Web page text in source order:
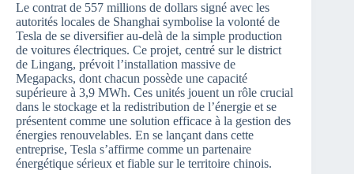
Le contrat de 557 millions de dollars signé avec les
autorités locales de Shanghai symbolise la volonté de
Tesla de se diversifier au-delà de la simple production
de voitures électriques. Ce projet, centré sur le district
de Lingang, prévoit l’installation massive de
Megapacks, dont chacun possède une capacité
supérieure à 3,9 MWh. Ces unités jouent un rôle crucial
dans le stockage et la redistribution de l’énergie et se
présentent comme une solution efficace à la gestion des
énergies renouvelables. En se lançant dans cette
entreprise, Tesla s’affirme comme un partenaire
énergétique sérieux et fiable sur le territoire chinois.